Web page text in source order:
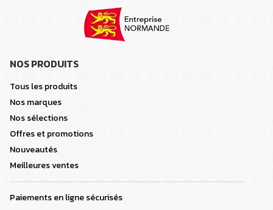
NOS PRODUITS
Tous les produits
Nos marques
Nos sélections
Offres et promotions
Nouveautés
Meilleures ventes
Paiements en ligne sécurisés